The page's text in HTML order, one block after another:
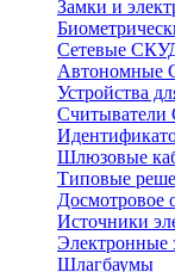
Замки и
Сетевые
Автономные
Устройства
Шлюзовые
Типовые
Досмотровое
Источники
Электронные
Шлагбаумы